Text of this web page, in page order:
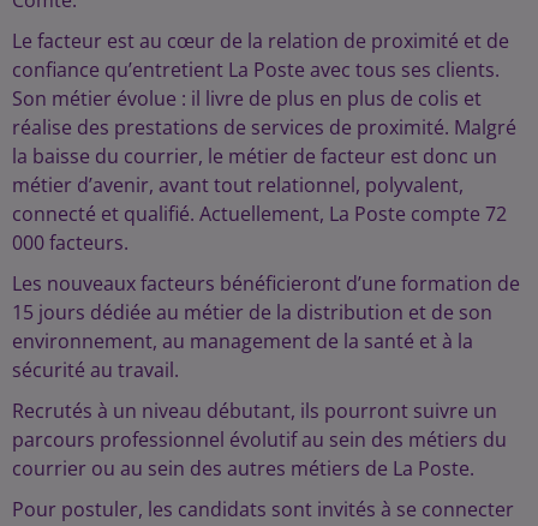
Le facteur est au cœur de la relation de proximité et de
confiance qu’entretient La Poste avec tous ses clients.
Son métier évolue : il livre de plus en plus de colis et
réalise des prestations de services de proximité. Malgré
la baisse du courrier, le métier de facteur est donc un
métier d’avenir, avant tout relationnel, polyvalent,
connecté et qualifié. Actuellement, La Poste compte 72
000 facteurs.
Les nouveaux facteurs bénéficieront d’une formation de
15 jours dédiée au métier de la distribution et de son
environnement, au management de la santé et à la
sécurité au travail.
Recrutés à un niveau débutant, ils pourront suivre un
parcours professionnel évolutif au sein des métiers du
courrier ou au sein des autres métiers de La Poste.
Pour postuler, les candidats sont invités à se connecter